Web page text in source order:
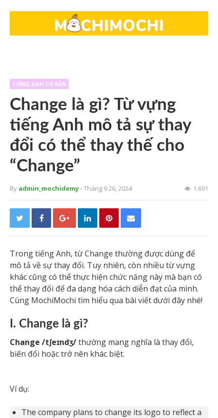
TIẾNG ANH CƠ BẢN
Change là gì? Từ vựng
tiếng Anh mô tả sự thay
đổi có thể thay thế cho
“Change”
By admin_mochidemy- Tháng 9 26, 2024 1.691
Trong tiếng Anh, từ Change thường được dùng để
mô tả về sự thay đổi. Tuy nhiên, còn nhiều từ vựng
khác cũng có thể thực hiện chức năng này mà bạn có
thể thay đổi để đa dạng hóa cách diễn đạt của mình.
Cùng MochiMochi tìm hiểu qua bài viết dưới đây nhé!
I. Change là gì?
Change /tʃeɪndʒ/thường mang nghĩa là thay đổi,
biến đổi hoặc trở nên khác biệt.
Ví dụ:
The company plans to change its logo to reflect a